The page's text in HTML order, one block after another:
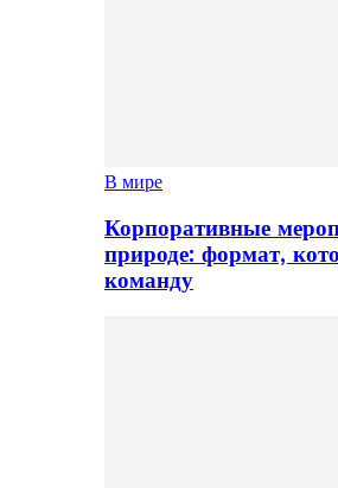
В мире
Корпоративные
природе: формат,
команду